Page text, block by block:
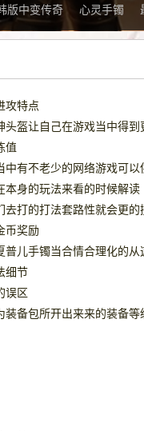
版中变传奇 心灵手镯
攻特点
盔让自己在游戏当中得到
值
本身的玩法来看的时候解读
打的打法套路性就会更的
币奖励
细节
误区